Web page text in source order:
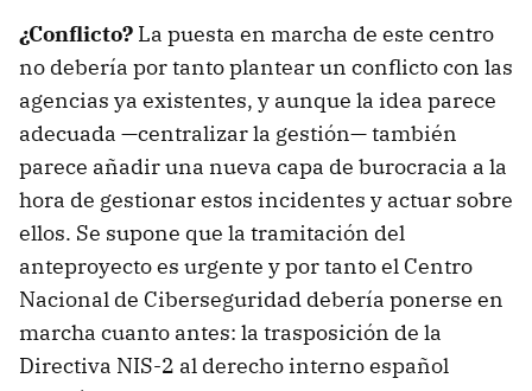
¿Conflicto? La puesta en marcha de este centro
no debería por tanto plantear un conflicto con las
agencias ya existentes, y aunque la idea parece
adecuada —centralizar la gestión— también
parece añadir una nueva capa de burocracia a la
hora de gestionar estos incidentes y actuar sobre
ellos. Se supone que la tramitación del
anteproyecto es urgente y por tanto el Centro
Nacional de Ciberseguridad debería ponerse en
marcha cuanto antes: la trasposición de la
Directiva NIS-2 al derecho interno español